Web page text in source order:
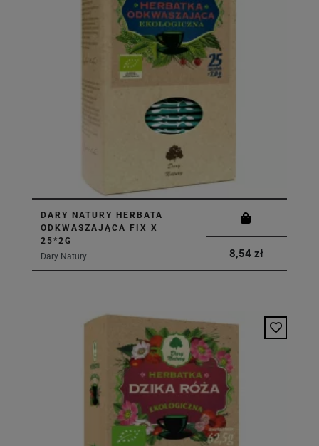
DARY NATURY HERBATA
ODKWASZAJĄCA FIX X
25*2G
Dary Natury
8,54 zł